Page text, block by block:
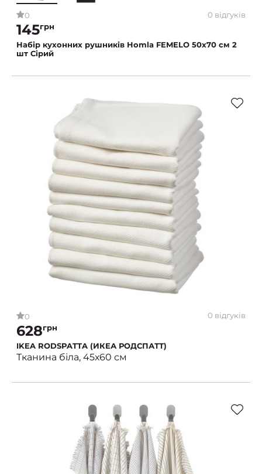
0 0 відгуків
145грн
Набір кухонних рушників Homla FEMELO 50x70 см 2
шт Сірий
0 0 відгуків
628грн
IKEA RODSPATTA (ИКЕА РОДСПАТТ)
Тканина біла, 45х60 см